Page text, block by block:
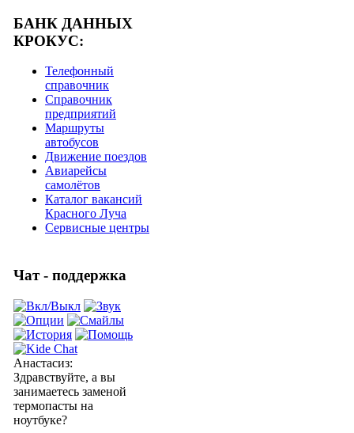
БАНК ДАННЫХ
КРОКУС:
Телефонный
справочник
Справочник
предприятий
Маршруты
автобусов
Движение поездов
Авиарейсы
самолётов
Каталог вакансий
Красного Луча
Сервисные центры
Чат - поддержка
Анастасиз:
Здравствуйте, а вы
занимаетесь заменой
термопасты на
ноутбуке?